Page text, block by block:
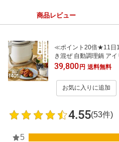
商品レビュー
≪ポイント20倍★11日
き混ぜ 自動調理鍋 ア
ほったらかし 揚げ物 炒
ト 調理家電 時短 プレ
DAC-IB2-C *
39,800円 送料無料
お気に入りに追加
4.55(53件)
5